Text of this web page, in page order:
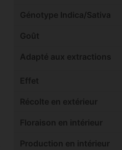
Génotype Indica/Sativa
Goût
Adapté aux extractions
Effet
Récolte en extérieur
Floraison en intérieur
Production en intérieur